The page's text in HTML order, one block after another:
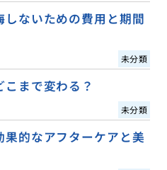
ないための費用と期間
未分類
まで変わる？
未分類
的なアフターケアと美